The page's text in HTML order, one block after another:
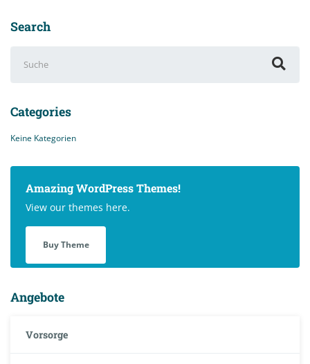
Search
nach:
Categories
Keine Kategorien
Amazing WordPress Themes!
View our themes here.
Buy Theme
Angebote
Vorsorge